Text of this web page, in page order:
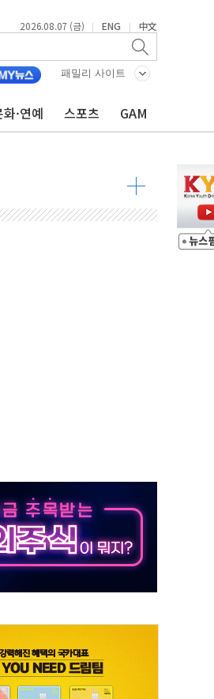
2026.08.07 (금) | ENG | 中文
패밀리 사이트
화·연예 스포츠 GAM
용 뇌물 의혹"
' 발견
가
수색
길"